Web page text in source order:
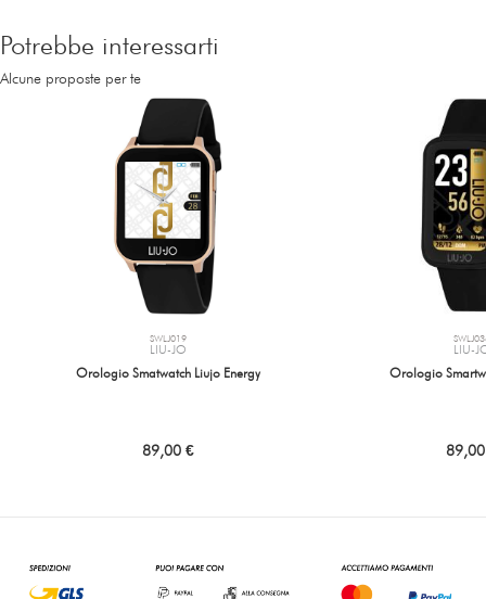
Potrebbe interessarti
Alcune proposte per te
SWLJ019
LIU-JO
Orologio Smatwatch Liujo Energy
89,00 €
LIU-
Orologio